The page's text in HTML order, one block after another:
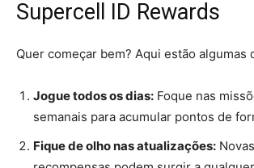
Supercell ID Rewards
Quer começar bem? Aqui estão algumas
Jogue todos os dias: Foque nas
semanais para acumular pontos de
Fique de olho nas atualizações: